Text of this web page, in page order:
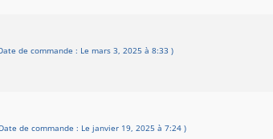
de commande : Le mars 3, 2025 à 8:33 )
de commande : Le janvier 19, 2025 à 7:24 )